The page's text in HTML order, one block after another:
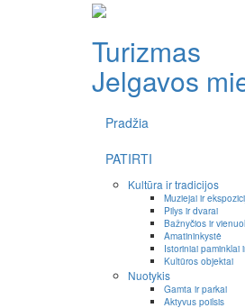
Turizmas
Jelgavos
Pradžia
PATIRTI
Kultūra ir tradicijos
Muziejai ir
Pilys ir dvarai
Bažnyčios ir
Amatininkystė
Istoriniai paminklai
Kultūros objektai
Nuotykis
Gamta ir parkai
Aktyvus poilsis